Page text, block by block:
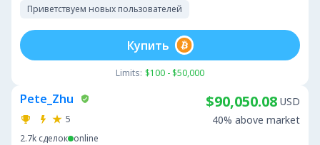
Приветствуем новых пользователей
Limits: $100 - $50,000
Купить
Pete_Zhu
5
2.7k сделок online
$90,050.08 USD
40% above market